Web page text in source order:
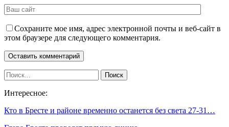
Сохраните мое имя, адрес электронной почты и веб-сайт в
этом браузере для следующего комментария.
Интересное:
Кто в Бресте и районе временно останется без света 27-31…